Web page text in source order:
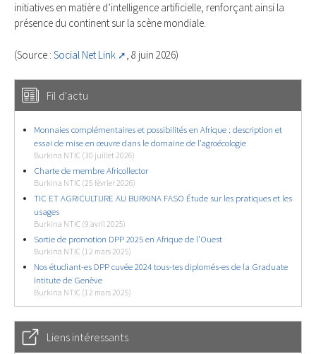
initiatives en matière d’intelligence artificielle, renforçant ainsi la
présence du continent sur la scène mondiale.
(Source : Social Net Link , 8 juin 2026)
Fil d'actu
Monnaies complémentaires et possibilités en Afrique : description et
essai de mise en œuvre dans le domaine de l’agroécologie
Burkina NTIC (30 juillet 2026)
Charte de membre Africollector
Burkina NTIC (25 février 2026)
TIC ET AGRICULTURE AU BURKINA FASO Étude sur les pratiques et les
usages
Burkina NTIC (9 avril 2025)
Sortie de promotion DPP 2025 en Afrique de l’Ouest
Burkina NTIC (12 mars 2025)
Nos étudiant-es DPP cuvée 2024 tous-tes diplomés-es de la Graduate
Intitute de Genève
Burkina NTIC (12 mars 2025)
Liens intéressants